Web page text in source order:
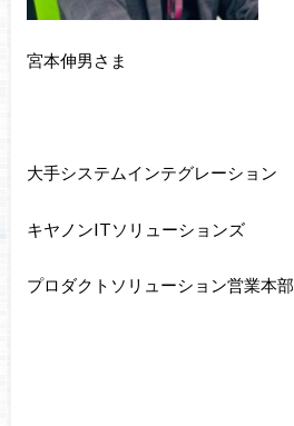
宮本伸男さま
大手システムインテグレーション
キヤノンITソリューションズ
プロダクトソリューション営業本部